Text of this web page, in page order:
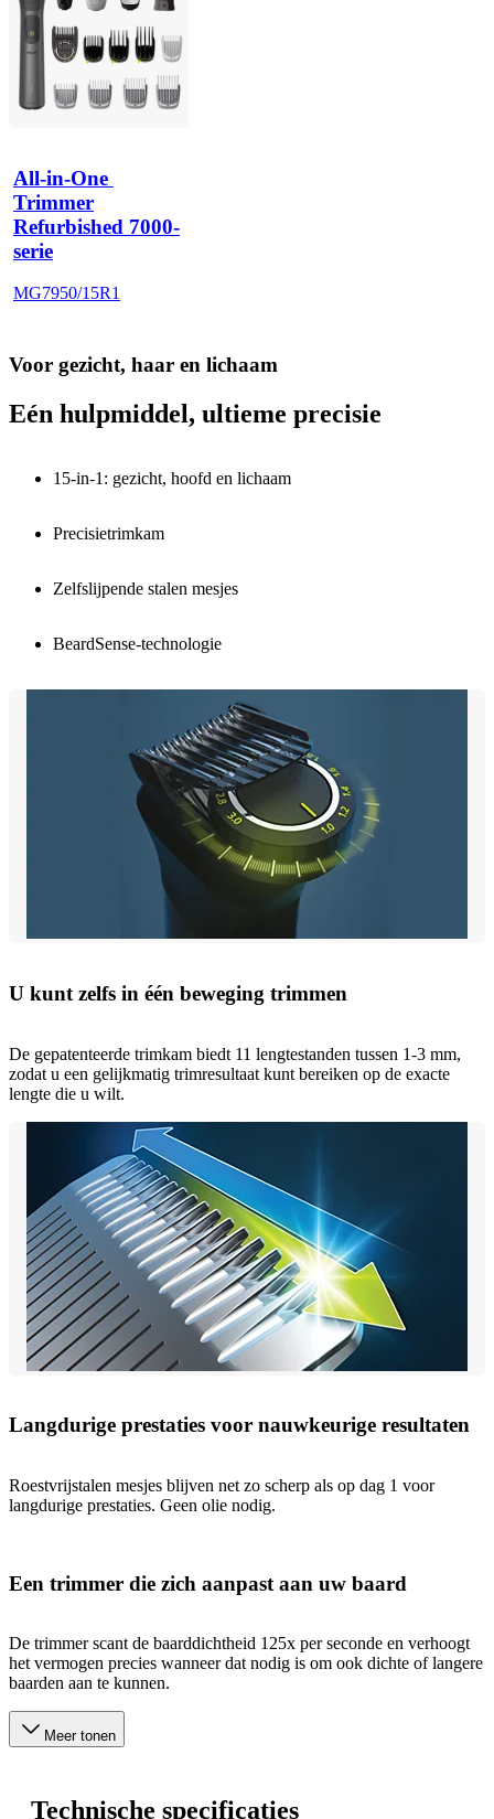
All-in-One
Trimmer
Refurbished 7000-
serie
MG7950/15R1
Voor gezicht, haar en lichaam
Eén hulpmiddel, ultieme precisie
15-in-1: gezicht, hoofd en lichaam
Precisietrimkam
Zelfslijpende stalen mesjes
BeardSense-technologie
U kunt zelfs in één beweging trimmen
De gepatenteerde trimkam biedt 11 lengtestanden tussen 1-3 mm,
zodat u een gelijkmatig trimresultaat kunt bereiken op de exacte
lengte die u wilt.
Langdurige prestaties voor nauwkeurige resultaten
Roestvrijstalen mesjes blijven net zo scherp als op dag 1 voor
langdurige prestaties. Geen olie nodig.
Een trimmer die zich aanpast aan uw baard
De trimmer scant de baarddichtheid 125x per seconde en verhoogt
het vermogen precies wanneer dat nodig is om ook dichte of langere
baarden aan te kunnen.
Meer tonen
Technische specificaties